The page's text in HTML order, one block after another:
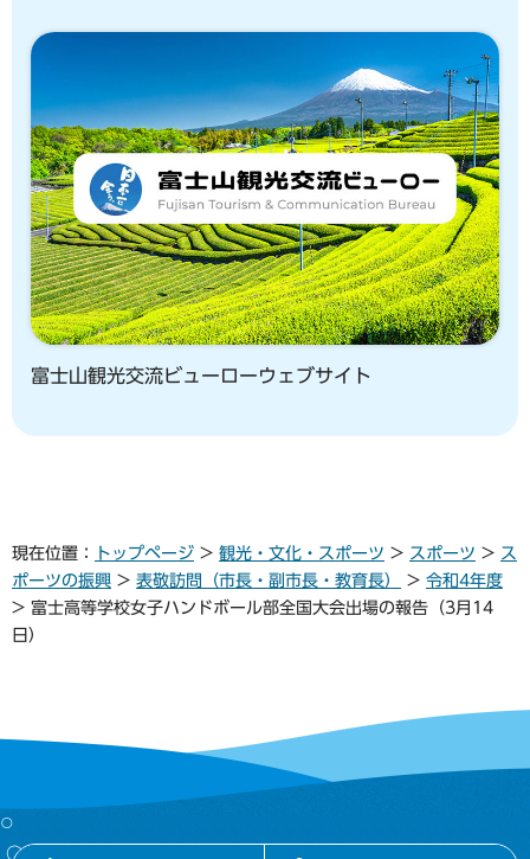
富士山観光交流ビューローウェブサイト
現在位置： トップページ > 観光・文化・スポーツ > スポーツ > ス
ポーツの振興 > 表敬訪問（市長・副市長・教育長） > 令和4年度
> 富士高等学校女子ハンドボール部全国大会出場の報告（3月14
日）